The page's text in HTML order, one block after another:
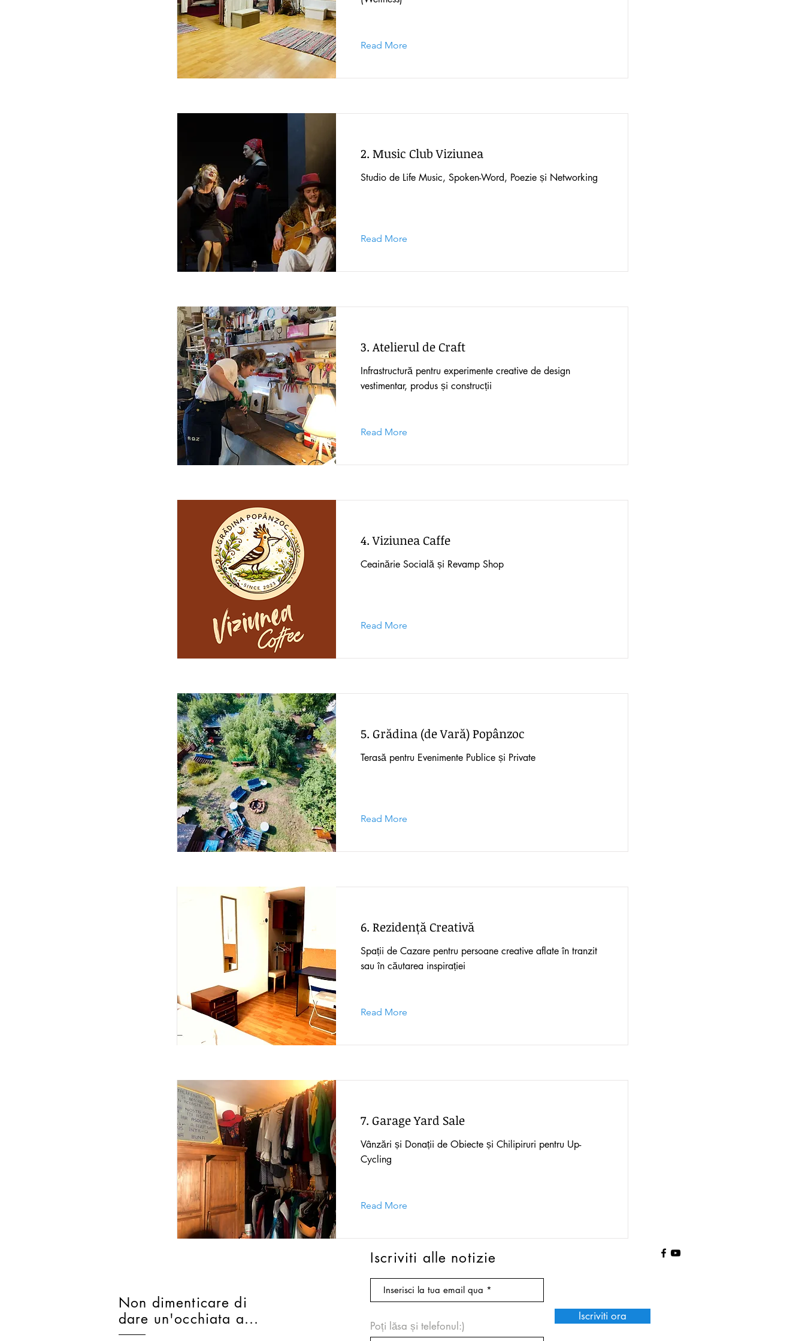
Read More
2. Music Club Viziunea
Studio de Life Music, Spoken-Word, Poezie și Networking
Read More
3. Atelierul de Craft
Infrastructură pentru experimente creative de design
vestimentar, produs și construcții
Read More
4. Viziunea Caffe
Ceainărie Socială și Revamp Shop
Read More
5. Grădina (de Vară) Popânzoc
Terasă pentru Evenimente Publice și Private
Read More
6. Rezidență Creativă
Spații de Cazare pentru persoane creative aflate în tranzit
sau în căutarea inspirației
Read More
7. Garage Yard Sale
Vânzări și Donații de Obiecte și Chilipiruri pentru Up-
Cycling
Read More
Non dimenticare di
dare un'occhiata a...
Iscriviti alle notizie
Poți lăsa și telefonul:)
Iscriviti ora